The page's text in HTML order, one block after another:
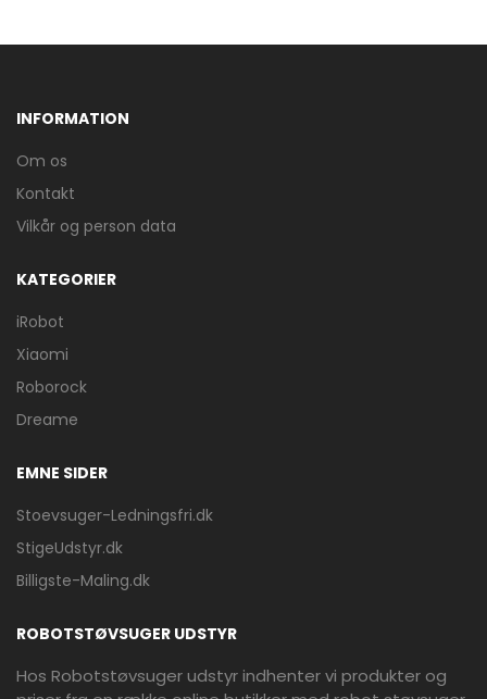
INFORMATION
Om os
Kontakt
Vilkår og person data
KATEGORIER
iRobot
Xiaomi
Roborock
Dreame
EMNE SIDER
Stoevsuger-Ledningsfri.dk
StigeUdstyr.dk
Billigste-Maling.dk
ROBOTSTØVSUGER UDSTYR
Hos Robotstøvsuger udstyr indhenter vi produkter og